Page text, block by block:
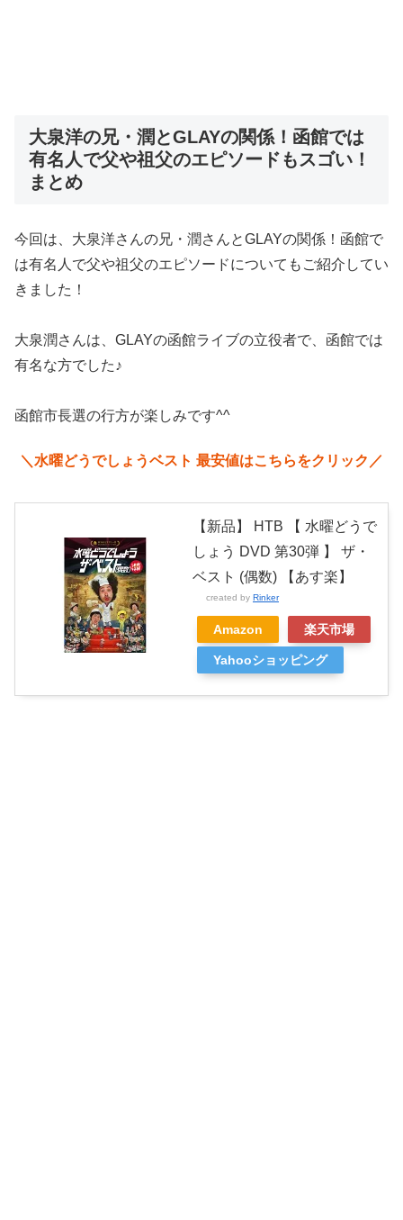
大泉洋の兄・潤とGLAYの関係！函館では
有名人で父や祖父のエピソードもスゴい！
まとめ
今回は、大泉洋さんの兄・潤さんとGLAYの関係！函館で
は有名人で父や祖父のエピソードについてもご紹介してい
きました！
大泉潤さんは、GLAYの函館ライブの立役者で、函館では
有名な方でした♪
函館市長選の行方が楽しみです^^
＼水曜どうでしょうベスト 最安値はこちらをクリック／
【新品】 HTB 【 水曜どうで
しょう DVD 第30弾 】 ザ・
ベスト (偶数) 【あす楽】
created by Rinker
Amazon 楽天市場
Yahooショッピング